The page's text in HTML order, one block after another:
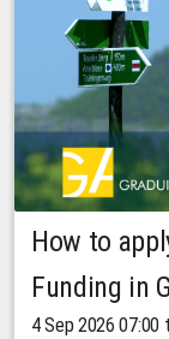
How to
Funding in
4 Sep 2026 07:00